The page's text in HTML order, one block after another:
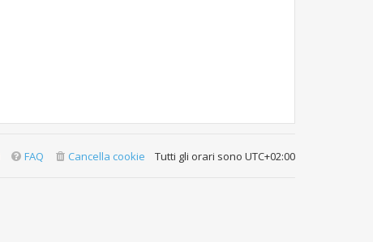
Tutti gli orari sono UTC+02:00
Cancella cookie
FAQ